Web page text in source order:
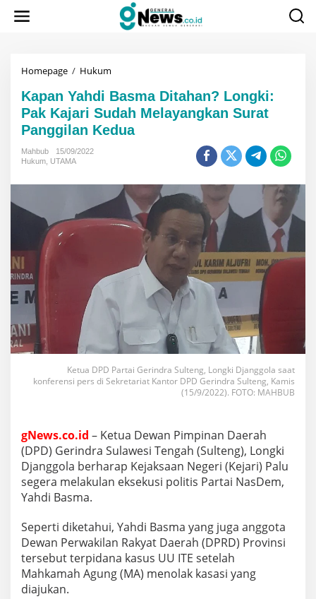
Homepage / Hukum
Basma
Ditahan?
Longki:
Pak
Surat
Panggilan
Kedua
Kapan Yahdi Basma Ditahan? Longki:
Pak Kajari Sudah Melayangkan Surat
Panggilan Kedua
Mahbub
15/09/2022
Hukum UTAMA
Ketua DPD Partai Gerindra Sulteng, Longki Djanggola saat
konferensi pers di Sekretariat Kantor DPD Gerindra Sulteng, Kamis
(15/9/2022). FOTO: MAHBUB
gNews.co.id – Ketua Dewan Pimpinan Daerah
(DPD) Gerindra Sulawesi Tengah (Sulteng), Longki
Djanggola berharap Kejaksaan Negeri (Kejari) Palu
segera melakulan eksekusi politis Partai NasDem,
Yahdi Basma.
Seperti diketahui, Yahdi Basma yang juga anggota
Dewan Perwakilan Rakyat Daerah (DPRD) Provinsi
tersebut terpidana kasus UU ITE setelah
Mahkamah Agung (MA) menolak kasasi yang
diajukan.